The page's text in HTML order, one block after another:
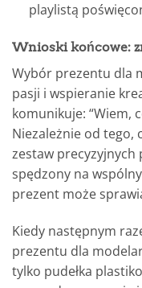
playlistą
Wnioski końcowe:
Wybór prezentu dla
pasji i wspieranie
komunikuje: “Wiem,
Niezależnie od tego,
zestaw precyzyjnych
spędzony na
prezent może
Kiedy następnym
prezentu dla
tylko pudełka